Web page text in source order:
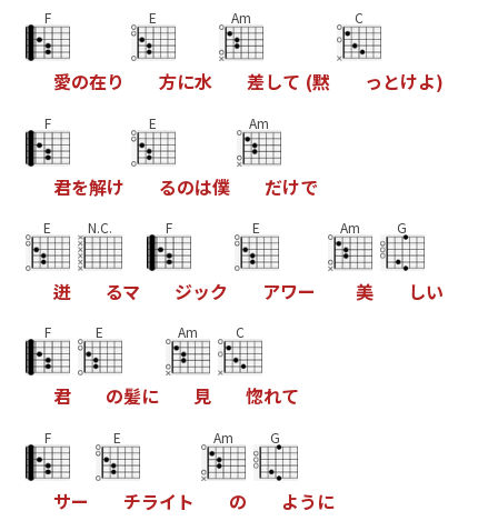
F
愛の在り
E
方に水
Am
差して (黙
C
っ とけよ)
F
君を解け
E
るのは僕
Am
だけで
E
迸
N.C.
るマ
F
ジック
E
アワー
Am
美
G
しい
F
君
E
の髪に
Am
見
C
惚れて
F
サー
E
チライ ト
Am
の
G
よう に